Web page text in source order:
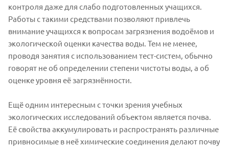
контроля даже для слабо подготовленных учащихся.
Работы с такими средствами позволяют привлечь
внимание учащихся к вопросам загрязнения водоёмов и
экологической оценки качества воды. Тем не менее,
проводя занятия с использованием тест-систем, обычно
говорят не об определении степени чистоты воды, а об
оценке уровня её загрязнённости.
Ещё одним интересным с точки зрения учебных
экологических исследований объектом является почва.
Её свойства аккумулировать и распространять различные
привносимые в неё химические соединения делают почву